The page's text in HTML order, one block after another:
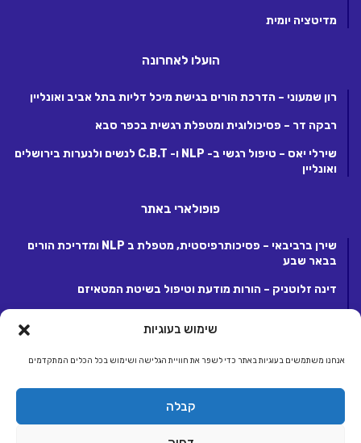
שימוש בעוגיות
אנחנו משתמשים בעוגיות באתר כדי לשפר את חוויית הגלישה ושימוש בכל הכלים המתקדמים
קבלה
מדיטציה יומית
הועלו לאחרונה
רון שמעוני – הדרכת הורים בגישת מיכל דליות בתל אביב ואונליין
רבקה דר – פסיכולוגית ומטפלת רגשית בכפר סבא
שירלי יאס – טיפול רגשי ב- NLP ו- C.B.T לנשים ולנערות בירושלים
ואונליין
פופולארי באתר
שירן ברביבאי – פסיכותרפיסטית, מטפלת ב NLP ומדריכת הורים
בבאר שבע
דינה זלוטניק – הורות מודעת וטיפול בשיטת המטאיזם
מפעילת קבוצת אתרי אלטרנטיבלי |